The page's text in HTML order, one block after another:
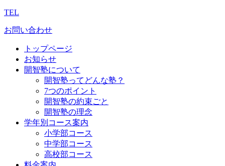
TEL
お問い合わせ
トップページ
お知らせ
開智塾について
開智塾ってどんな塾？
7つのポイント
開智塾の約束ごと
開智塾の理念
学年別コース案内
小学部コース
中学部コース
高校部コース